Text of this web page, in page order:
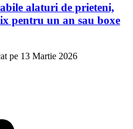
alaturi de prieteni,
pentru un an sau boxe
pe 13 Martie 2026